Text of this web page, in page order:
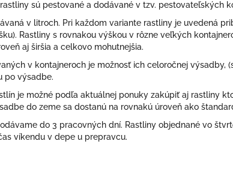
sú pestované a dodávané v tzv. pestovateľských
v litroch. Pri každom variante rastliny je uvedená
Rastliny s rovnakou výškou v rôzne veľkých
aj širšia a celkovo mohutnejšia.
v kontajneroch je možnosť ich celoročnej výsadby,
po výsadbe.
je možné podľa aktuálnej ponuky zakúpiť aj rastliny
do zeme sa dostanú na rovnakú úroveň ako
do 3 pracovných dní. Rastliny objednané vo
víkendu v depe u prepravcu.